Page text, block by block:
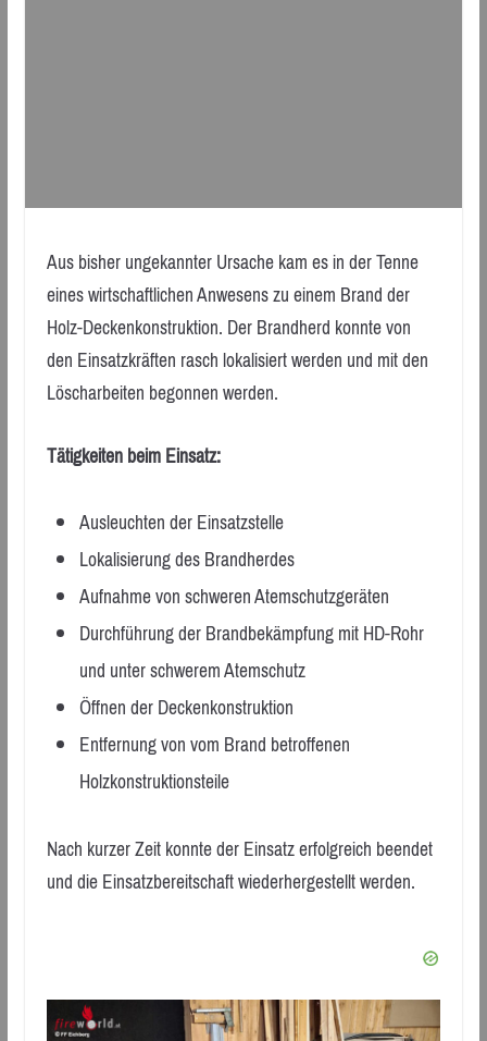
Aus bisher ungekannter Ursache kam es in der Tenne
eines wirtschaftlichen Anwesens zu einem Brand der
Holz-Deckenkonstruktion. Der Brandherd konnte von
den Einsatzkräften rasch lokalisiert werden und mit den
Löscharbeiten begonnen werden.
Tätigkeiten beim Einsatz:
Ausleuchten der Einsatzstelle
Lokalisierung des Brandherdes
Aufnahme von schweren Atemschutzgeräten
Durchführung der Brandbekämpfung mit HD-Rohr
und unter schwerem Atemschutz
Öffnen der Deckenkonstruktion
Entfernung von vom Brand betroffenen
Holzkonstruktionsteile
Nach kurzer Zeit konnte der Einsatz erfolgreich beendet
und die Einsatzbereitschaft wiederhergestellt werden.